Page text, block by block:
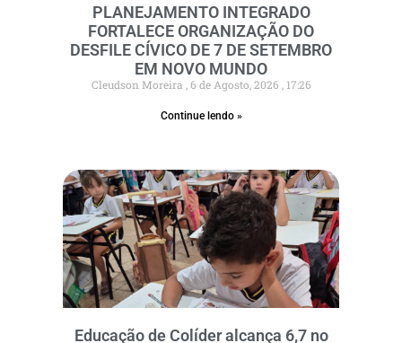
PLANEJAMENTO INTEGRADO
FORTALECE ORGANIZAÇÃO DO
DESFILE CÍVICO DE 7 DE SETEMBRO
EM NOVO MUNDO
Cleudson Moreira 6 de Agosto, 2026 17:26
Continue lendo »
Educação de Colíder alcança 6,7 no